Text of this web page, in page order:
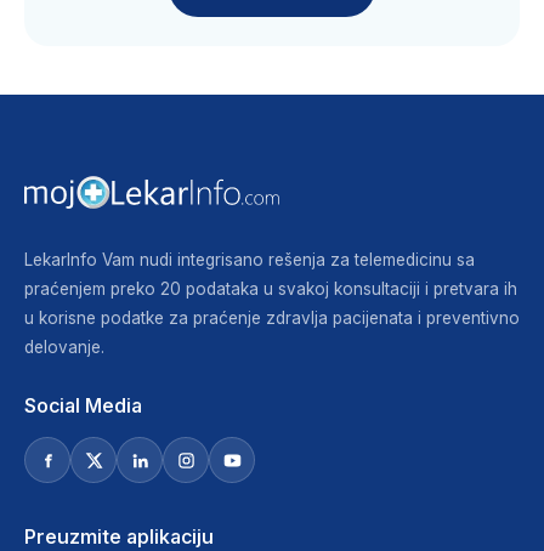
LekarInfo Vam nudi integrisano rešenja za telemedicinu sa
praćenjem preko 20 podataka u svakoj konsultaciji i pretvara ih
u korisne podatke za praćenje zdravlja pacijenata i preventivno
delovanje.
Social Media
Preuzmite aplikaciju